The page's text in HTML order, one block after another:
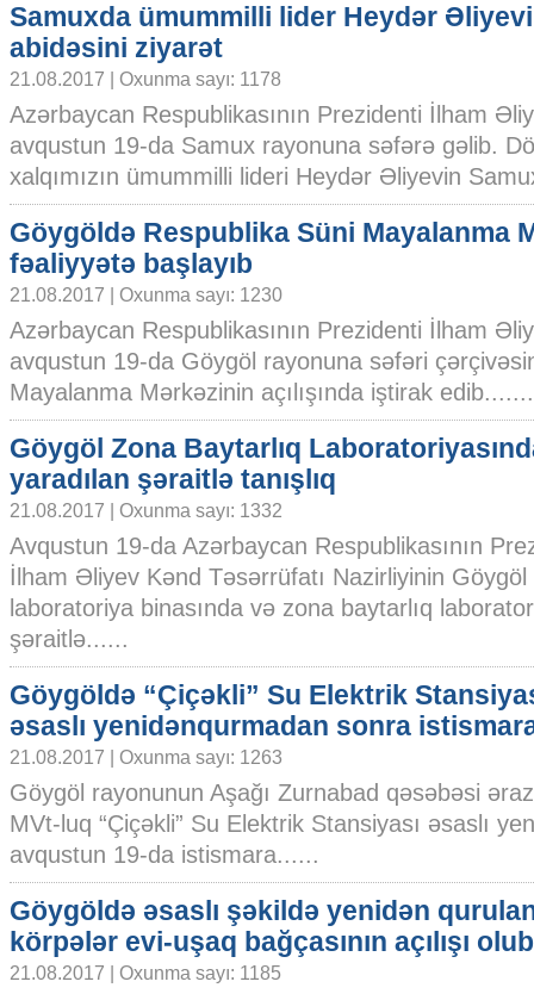
Samuxda ümummilli lider Heydər
abidəsini ziyarət
21.08.2017 | Oxunma sayı: 1178
Azərbaycan Respublikasının Prezidenti İlham
avqustun 19-da Samux rayonuna səfərə gəlib.
xalqımızın ümummilli lideri Heydər Əliyevin
Göygöldə Respublika Süni Mayalanma
fəaliyyətə başlayıb
21.08.2017 | Oxunma sayı: 1230
Azərbaycan Respublikasının Prezidenti İlham
avqustun 19-da Göygöl rayonuna səfəri
Mayalanma Mərkəzinin açılışında iştirak edib.......
Göygöl Zona Baytarlıq
yaradılan şəraitlə tanışlıq
21.08.2017 | Oxunma sayı: 1332
Avqustun 19-da Azərbaycan Respublikasının
İlham Əliyev Kənd Təsərrüfatı Nazirliyinin
laboratoriya binasında və zona baytarlıq
şəraitlə......
Göygöldə “Çiçəkli” Su Elektrik
əsaslı yenidənqurmadan sonra
21.08.2017 | Oxunma sayı: 1263
Göygöl rayonunun Aşağı Zurnabad qəsəbəsi
MVt-luq “Çiçəkli” Su Elektrik Stansiyası əsaslı
avqustun 19-da istismara......
Göygöldə əsaslı şəkildə yenidən
körpələr evi-uşaq bağçasının açılışı olub
21.08.2017 | Oxunma sayı: 1185